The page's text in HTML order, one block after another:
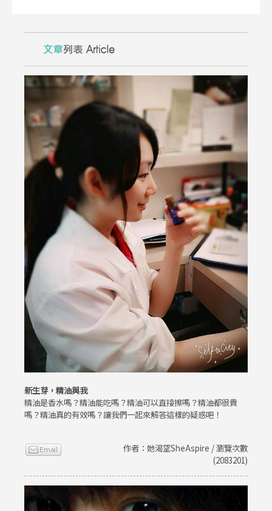
新生芽，精油與我
精油是香水嗎？精油能吃嗎？精油可以直接擦嗎？精油都很貴
嗎？精油真的有效嗎？讓我們一起來解答這樣的疑惑吧！
作者：她渴望SheAspire / 瀏覽次數
(2083201)